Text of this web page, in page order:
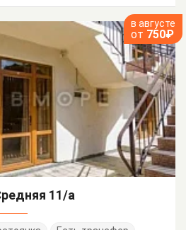
в августе
от 750₽
11/а